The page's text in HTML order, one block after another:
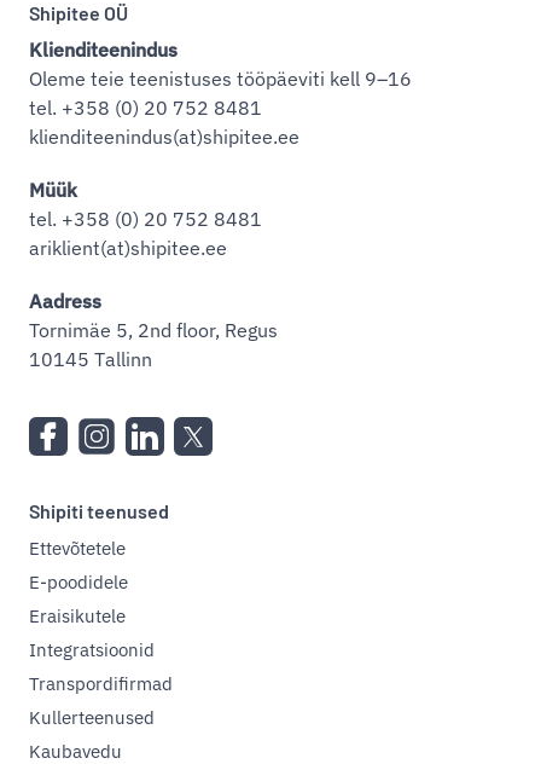
Shipitee OÜ
Klienditeenindus
Oleme teie teenistuses tööpäeviti kell 9–16
tel. +358 (0) 20 752 8481
klienditeenindus(at)shipitee.ee
Müük
tel. +358 (0) 20 752 8481
ariklient(at)shipitee.ee
Aadress
Tornimäe 5, 2nd floor, Regus
10145 Tallinn
Shipiti teenused
Ettevõtetele
E-poodidele
Eraisikutele
Integratsioonid
Transpordifirmad
Kullerteenused
Kaubavedu